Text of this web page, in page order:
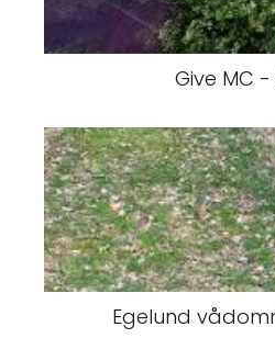
Give MC -
Egelund